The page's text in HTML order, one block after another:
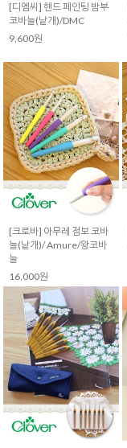
[디엠씨] 핸드 페인팅 밤부
코바늘(낱개)/DMC
9,600원
[크로바] 아무레 점보 코바
늘(낱개)/ Amure/왕코바
늘
16,000원